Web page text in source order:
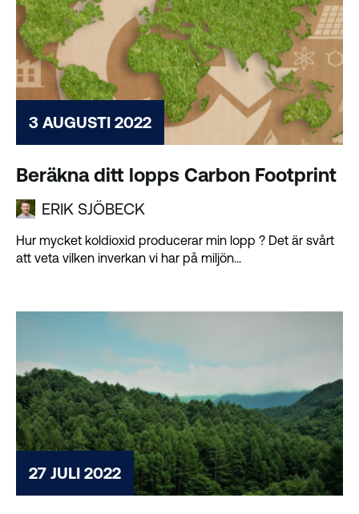
3 AUGUSTI 2022
Beräkna ditt lopps Carbon Footprint
ERIK SJÖBECK
Hur mycket koldioxid producerar min lopp ? Det är svårt
att veta vilken inverkan vi har på miljön...
27 JULI 2022